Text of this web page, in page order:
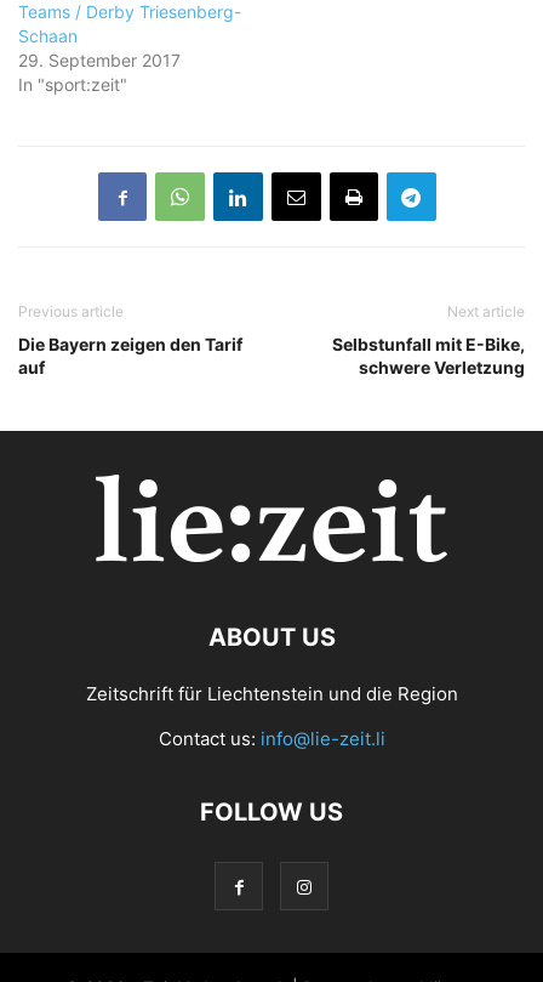
Teams / Derby Triesenberg-
Schaan
29. September 2017
In "sport:zeit"
Previous article
Die Bayern zeigen den Tarif
auf
Next article
Selbstunfall mit E-Bike,
schwere Verletzung
ABOUT US
Zeitschrift für Liechtenstein und die Region
Contact us: info@lie-zeit.li
FOLLOW US